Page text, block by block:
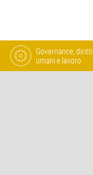
Governance, diritti
umani e lavoro